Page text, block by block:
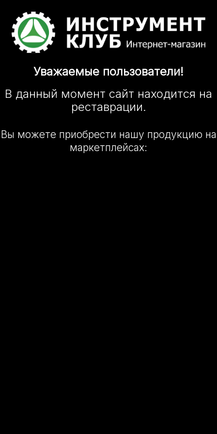
Уважаемые пользователи!
В данный момент сайт находится на
реставрации.
Вы можете приобрести нашу продукцию на
маркетплейсах: